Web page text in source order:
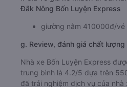
Đắk Nông Bốn Luyện Express
giường nằm 410000đ/vé
g. Review, đánh giá chất
Nhà xe Bốn Luyện Express
trung bình là 4.2/5 dựa trên
đã trải nghiệm dịch vụ của nhà